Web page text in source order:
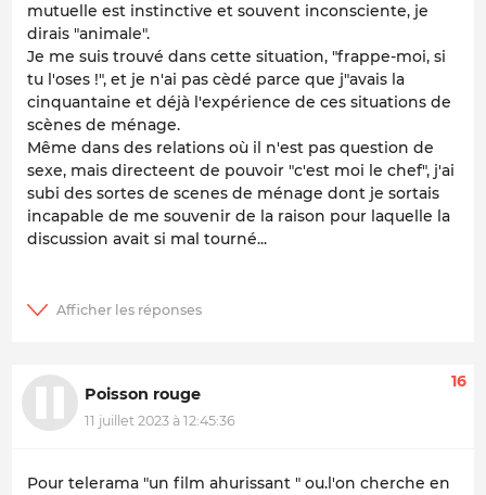
mutuelle est instinctive et souvent inconsciente, je
dirais "animale".
Je me suis trouvé dans cette situation, "frappe-moi, si
tu l'oses !", et je n'ai pas cèdé parce que j"avais la
cinquantaine et déjà l'expérience de ces situations de
scènes de ménage.
Même dans des relations où il n'est pas question de
sexe, mais directeent de pouvoir "c'est moi le chef", j'ai
subi des sortes de scenes de ménage dont je sortais
incapable de me souvenir de la raison pour laquelle la
discussion avait si mal tourné...
Poisson rouge
11 juillet 2023 à 12:45:36
16
Pour telerama "un film ahurissant " ou.l'on cherche en